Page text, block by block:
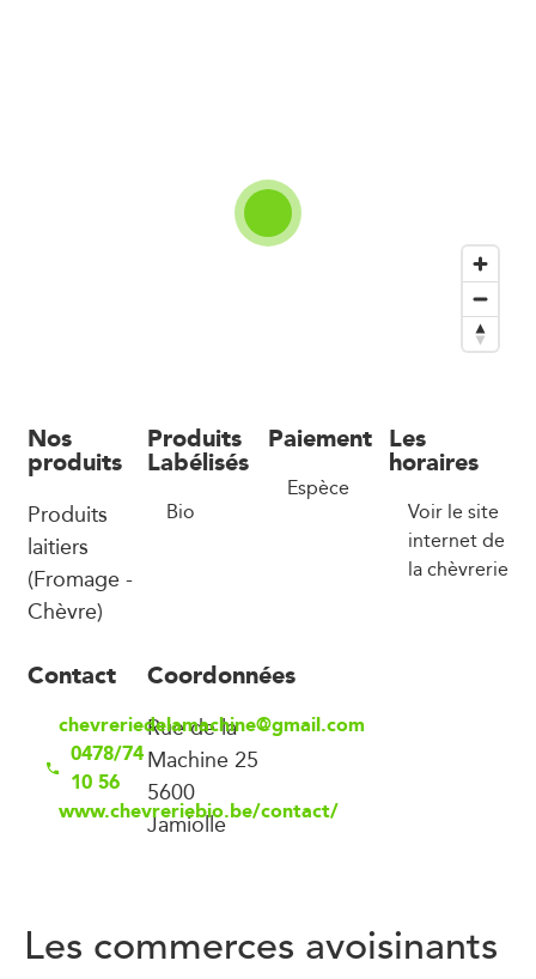
Nos
produits
Produits
laitiers
(Fromage -
Chèvre)
Produits
Labélisés
Bio
Paiement
Espèce
Les
horaires
Voir le site
internet de
la chèvrerie
Contact
chevreriedelamachine@gmail.com
0478/74
10 56
www.chevreriebio.be/contact/
Coordonnées
Rue de la
Machine 25
5600
Jamiolle
Les commerces avoisinants